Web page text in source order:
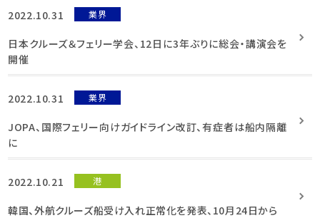
2022.10.31 業界
日本クルーズ＆フェリー学会、12日に3年ぶりに総会・講演会を
開催
2022.10.31 業界
JOPA、国際フェリー向けガイドライン改訂、有症者は船内隔離
に
2022.10.21 港
韓国、外航クルーズ船受け入れ正常化を発表、10月24日から